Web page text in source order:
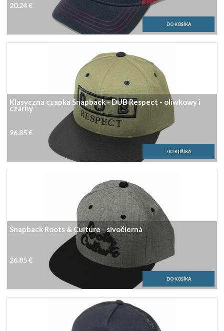
20.24 €
Klasyczna czapka Snapback - DUB Respect - oliwkowy i
czarny
26.85 €
Snapback Roots & Culture - sivočierná
26.85 €